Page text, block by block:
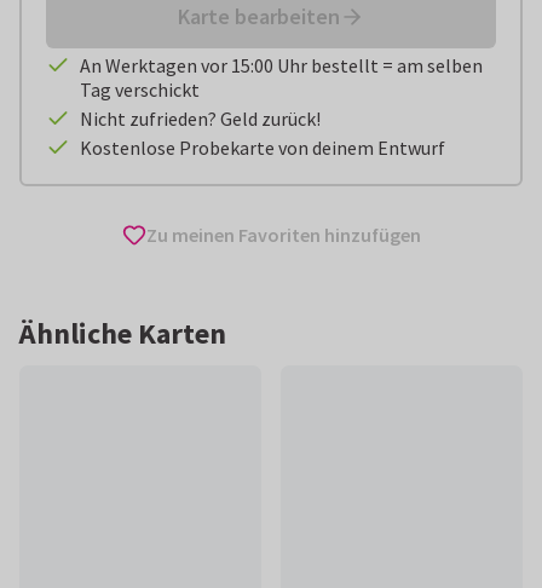
Karte bearbeiten
An Werktagen vor 15:00 Uhr bestellt = am selben
Tag verschickt
Nicht zufrieden? Geld zurück!
Kostenlose Probekarte von deinem Entwurf
Zu meinen Favoriten hinzufügen
Ähnliche Karten